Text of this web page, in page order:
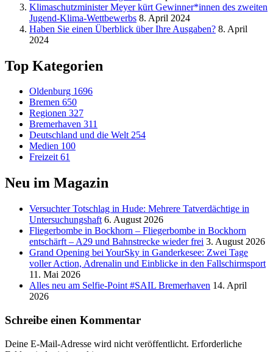
Klimaschutzminister Meyer kürt Gewinner*innen des zweiten
Jugend-Klima-Wettbewerbs 8. April 2024
Haben Sie einen Überblick über Ihre Ausgaben? 8. April
2024
Top Kategorien
Oldenburg 1696
Bremen 650
Regionen 327
Bremerhaven 311
Deutschland und die Welt254
Medien 100
Freizeit61
Neu im Magazin
Versucht­er Totschlag in Hude: Mehrere Tatverdächtige in
Untersuchungshaft 6. August 2026
Fliegerbombe in Bockhorn – Fliegerbombe in Bockhorn
entschärft – A29 und Bahnstrecke wieder frei 3. August 2026
Grand Opening bei YourSky in Ganderkesee: Zwei Tage
voller Action, Adrenalin und Einblicke in den Fallschirmsport
11. Mai 2026
Alles neu am Selfie-Point #SAIL Bremerhaven 14. April
2026
Schreibe einen Kommentar
Deine E-Mail-Adresse wird nicht veröffentlicht. Erforderliche